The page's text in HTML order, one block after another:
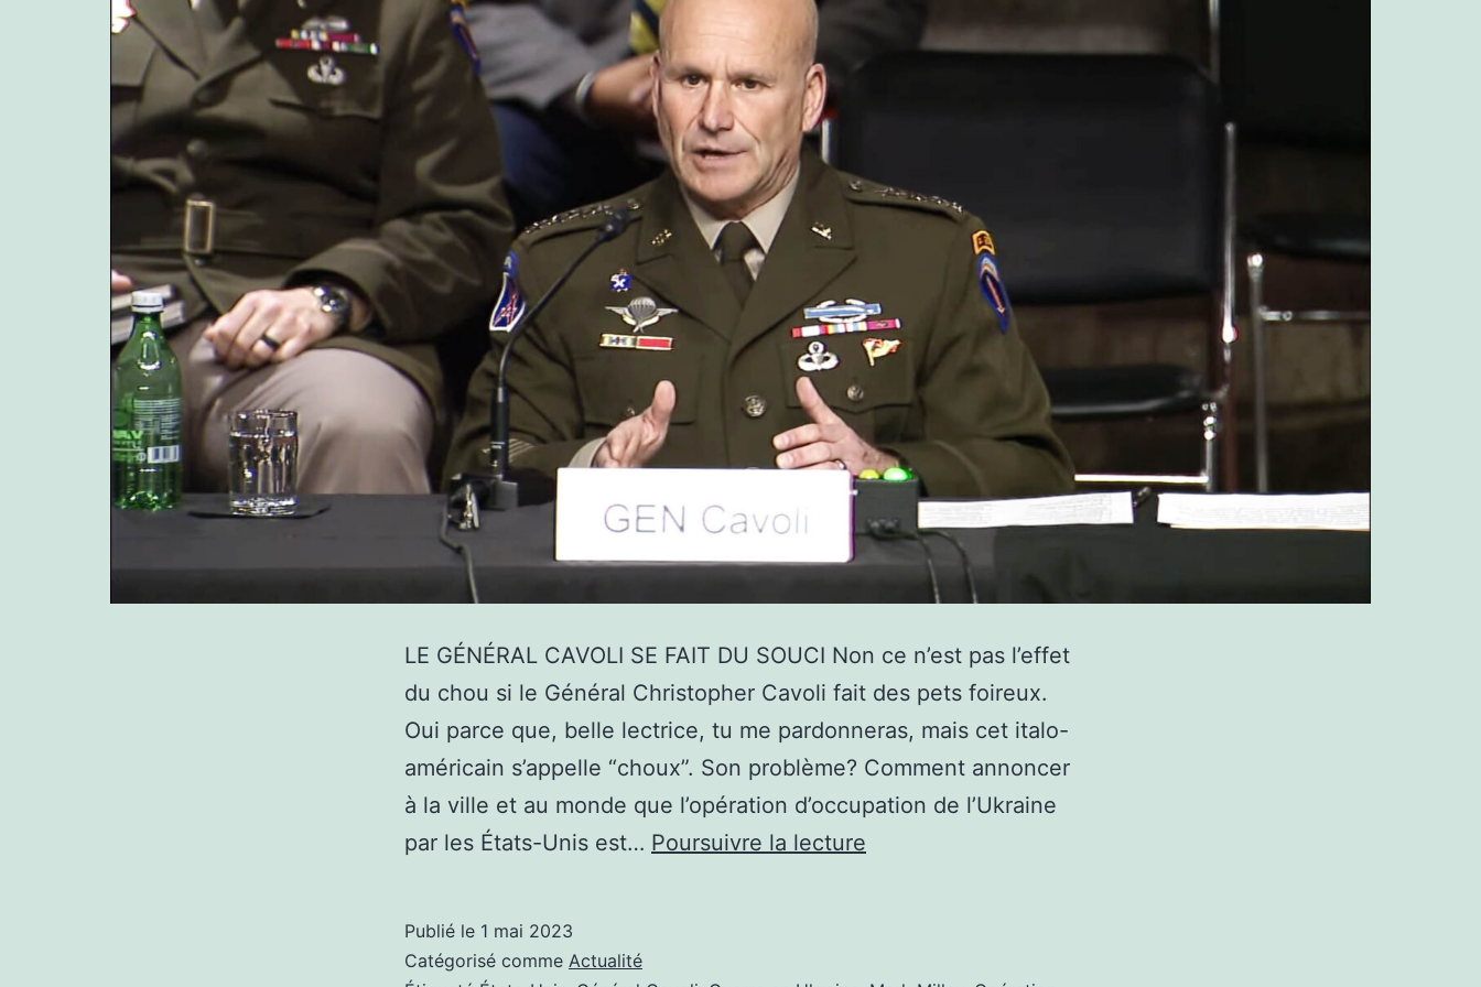
LE GÉNÉRAL CAVOLI SE FAIT DU SOUCI Non ce n’est pas l’effet
du chou si le Général Christopher Cavoli fait des pets foireux.
Oui parce que, belle lectrice, tu me pardonneras, mais cet italo-
américain s’appelle “choux”. Son problème? Comment annoncer
à la ville et au monde que l’opération d’occupation de l’Ukraine
par les États-Unis est… Poursuivre la lecture
Publié le 1 mai 2023
Catégorisé comme Actualité